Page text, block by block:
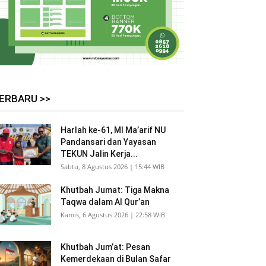
>>
Harlah ke-61, MI Ma’arif NU
Pandansari dan Yayasan
TEKUN Jalin Kerja...
Sabtu, 8 Agustus 2026 | 15:44 WIB
Khutbah Jumat: Tiga Makna
Taqwa dalam Al Qur’an
Kamis, 6 Agustus 2026 | 22:58 WIB
Khutbah Jum’at: Pesan
Kemerdekaan di Bulan Safar